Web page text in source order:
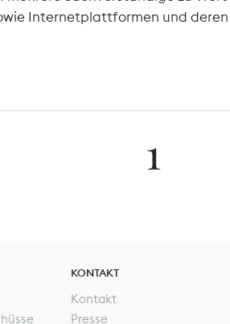
Internetplattformen und
1
KONTAKT
Kontakt
Presse